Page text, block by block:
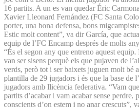
16 partits. A un es van quedar Éric
Xavier Lleonard Fernández (FC Santa
porter, una bona defensa, bons
Estic molt content”, va dir García, que
equip de l’FC Encamp després de molts
“És el segon any que entreno aquest equip.
van ser sisens perquè els que pujaven de
verds, però tot i ser baixets juguen molt bé
plantilla de 29 jugadors i és que la base de
jugadors amb llicència federativa. “Vam
partits d’acabar i vam acabar sense perdre,
conscients d’on estem i no anar crescuts”,